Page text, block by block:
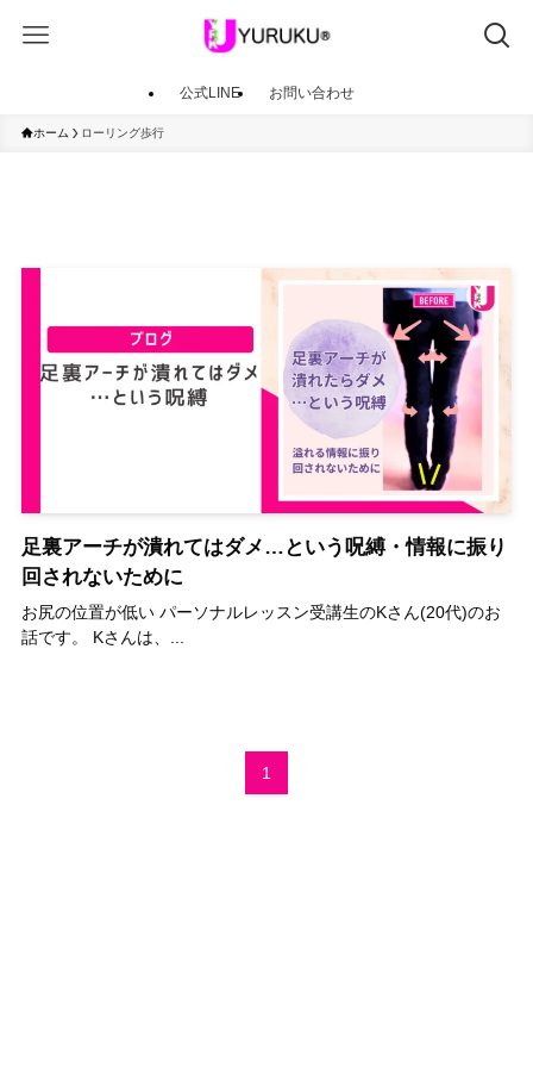
公式LINE お問い合わせ
ホーム ローリング歩行
足裏アーチが潰れてはダメ…という呪縛・情報に振り
回されないために
お尻の位置が低い パーソナルレッスン受講生のKさん(20代)のお
話です。 Kさんは、...
1